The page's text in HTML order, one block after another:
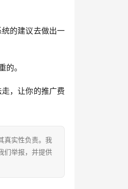
的建议去做出一
。
，让你的推广费
真实性负责。我
们举报，并提供